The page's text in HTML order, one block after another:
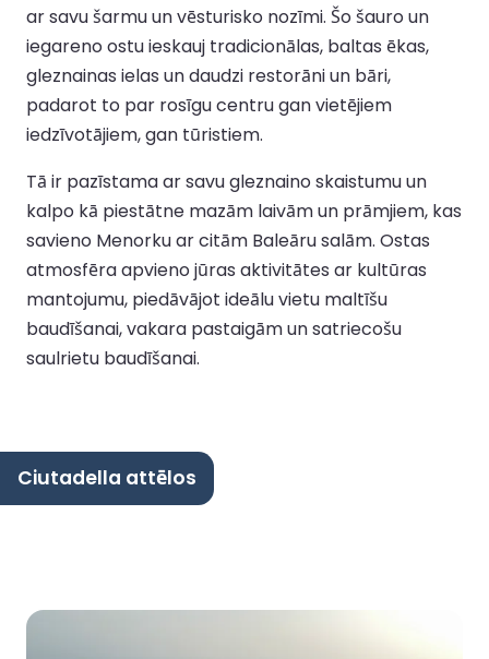
ar savu šarmu un vēsturisko nozīmi. Šo šauro un
iegareno ostu ieskauj tradicionālas, baltas ēkas,
gleznainas ielas un daudzi restorāni un bāri,
padarot to par rosīgu centru gan vietējiem
iedzīvotājiem, gan tūristiem.
Tā ir pazīstama ar savu gleznaino skaistumu un
kalpo kā piestātne mazām laivām un prāmjiem, kas
savieno Menorku ar citām Baleāru salām. Ostas
atmosfēra apvieno jūras aktivitātes ar kultūras
mantojumu, piedāvājot ideālu vietu maltīšu
baudīšanai, vakara pastaigām un satriecošu
saulrietu baudīšanai.
Ciutadella attēlos